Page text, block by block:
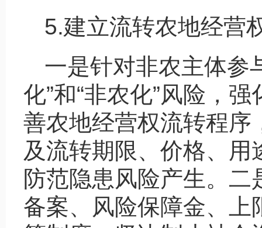
5.建立流转农地经营
一是针对非农主体参
化”和“非农化”风险，
善农地经营权流转程序
及流转期限、价格、
防范隐患风险产生。
备案、风险保障金、上